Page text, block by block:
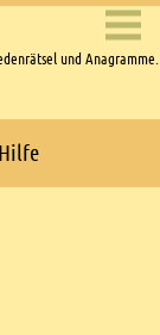
und Anagramme.